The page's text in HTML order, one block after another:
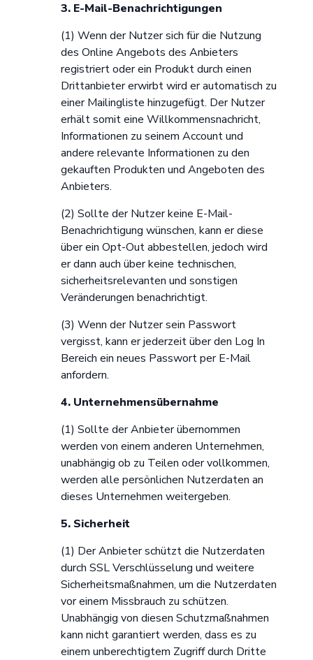
3. E-Mail-Benachrichtigungen
(1) Wenn der Nutzer sich für die Nutzung
des Online Angebots des Anbieters
registriert oder ein Produkt durch einen
Drittanbieter erwirbt wird er automatisch zu
einer Mailingliste hinzugefügt. Der Nutzer
erhält somit eine Willkommensnachricht,
Informationen zu seinem Account und
andere relevante Informationen zu den
gekauften Produkten und Angeboten des
Anbieters.
(2) Sollte der Nutzer keine E-Mail-
Benachrichtigung wünschen, kann er diese
über ein Opt-Out abbestellen, jedoch wird
er dann auch über keine technischen,
sicherheitsrelevanten und sonstigen
Veränderungen benachrichtigt.
(3) Wenn der Nutzer sein Passwort
vergisst, kann er jederzeit über den Log In
Bereich ein neues Passwort per E-Mail
anfordern.
4. Unternehmensübernahme
(1) Sollte der Anbieter übernommen
werden von einem anderen Unternehmen,
unabhängig ob zu Teilen oder vollkommen,
werden alle persönlichen Nutzerdaten an
dieses Unternehmen weitergeben.
5. Sicherheit
(1) Der Anbieter schützt die Nutzerdaten
durch SSL Verschlüsselung und weitere
Sicherheitsmaßnahmen, um die Nutzerdaten
vor einem Missbrauch zu schützen.
Unabhängig von diesen Schutzmaßnahmen
kann nicht garantiert werden, dass es zu
einem unberechtigtem Zugriff durch Dritte